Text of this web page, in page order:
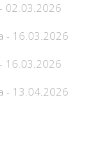
02.03.2026
- 16.03.2026
16.03.2026
- 13.04.2026